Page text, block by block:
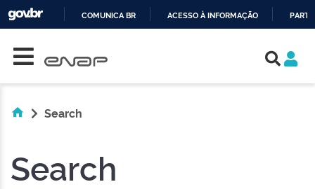
COMUNICA BR ACESSO À INFORMAÇÃO
Search
Search